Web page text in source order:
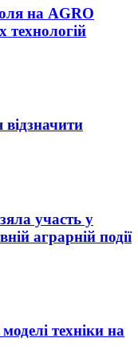
на AGRO
технологій
відзначити
участь у
аграрній події
техніки на